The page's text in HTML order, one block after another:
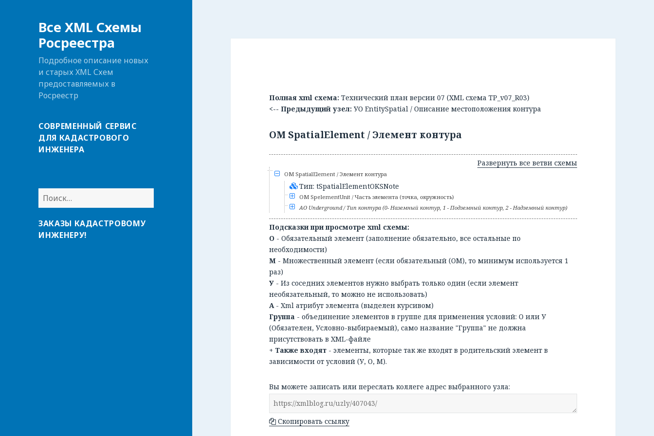
Все XML Схемы
Росреестра
Подробное описание новых
и старых XML Схем
предоставляемых в
Росреестр
СОВРЕМЕННЫЙ СЕРВИС
ДЛЯ КАДАСТРОВОГО
ИНЖЕНЕРА
Н
а
т
и
ЗАКАЗЫ КАДАСТРОВОМУ
ИНЖЕНЕРУ!
Полная xml схема: Технический план версии 07 (XML схема TP_v07_R03)
<-- Предыдущий узел: УО EntitySpatial / Описание местоположения контура
ОМ SpatialElement / Элемент контура
Развернуть все ветви схемы
ОМ SpatialElement / Элемент контура
Тип: tSpatialElementOKSNote
ОМ SpelementUnit / Часть элемента (точка, окружность)
АО Underground / Тип контура (0- Наземный контур, 1 - Подземный контур, 2 - Надземный контур)
Подсказки при просмотре xml схемы:
О - Обязательный элемент (заполнение обязательно, все остальные по
необходимости)
М - Множественный элемент (если обязательный (ОМ), то минимум используется 1
раз)
У - Из соседних элементов нужно выбрать только один (если элемент
необязательный, то можно не использовать)
А- Xml атрибут элемента (выделен курсивом)
Группа - объединение элементов в группе для применения условий: О или У
(Обязателен, Условно-выбираемый), само название "Группа" не должна
присутствовать в XML-файле
+ Также входят - элементы, которые так же входят в родительский элемент в
зависимости от условий (У, О, М).
Вы можете записать или переслать коллеге адрес выбранного узла:
Скопировать ссылку